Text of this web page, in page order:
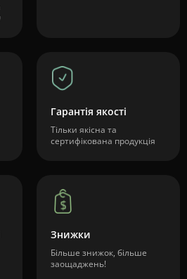
Гарантія якості
Тільки якісна та
сертифікована продукція
Знижки
Більше знижок, більше
заощаджень!